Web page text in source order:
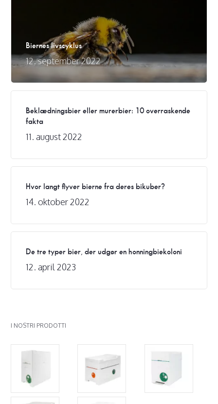
Biernes livscyklus
12. september 2022
Beklædningsbier eller murerbier: 10 overraskende
fakta
11. august 2022
Hvor langt flyver bierne fra deres bikuber?
14. oktober 2022
De tre typer bier, der udgør en honningbiekoloni
12. april 2023
I NOSTRI PRODOTTI